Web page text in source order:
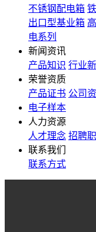
不锈钢配电箱
出口型基业箱
电系列
新闻资讯
产品知识 行业
荣誉资质
产品证书 公司
电子样本
人力资源
人才理念 招聘
联系我们
联系方式